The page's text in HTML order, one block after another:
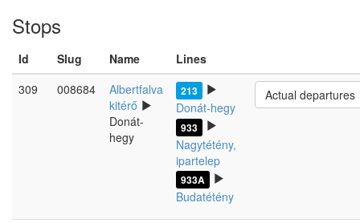
Stops
Id Slug Name
Lines
309
008684
Albertfalva
kitérő
Donát-
hegy
213
Donát-hegy
933
Nagytétény,
ipartelep
933A
Budatétény
Actual departures